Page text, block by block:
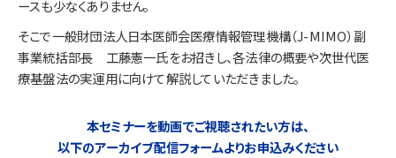
ースも少なくありません。
そこで一般財団法人日本医師会医療情報管理機構（J-MIMO）副
事業統括部長 工藤憲一氏をお招きし、各法律の概要や次世代医
療基盤法の実運用に向けて解説していただきました。
本セミナーを動画でご視聴されたい方は、
以下のアーカイブ配信フォームよりお申込みください